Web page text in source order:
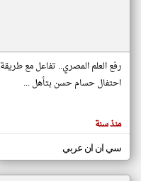
المقالات
الموجوده
هنا عن
رفع العلم المصري.. تفاعل مع طريقة
احتفال حسام حسن بتأهل ...
منذ سنة
سي ان ان عربي